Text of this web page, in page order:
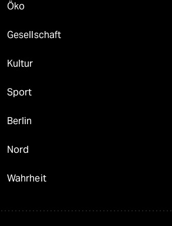
Öko
Gesellschaft
Kultur
Sport
Berlin
Nord
Wahrheit